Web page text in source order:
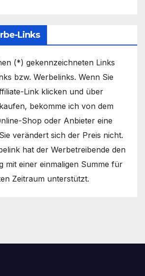
Links
(*) gekennzeichneten Links
bzw. Werbelinks. Wenn Sie
Link klicken und über
bekomme ich von dem
Shop oder Anbieter eine
verändert sich der Preis nicht.
hat der Werbetreibende den
mit einer einmaligen Summe für
Zeitraum unterstützt.